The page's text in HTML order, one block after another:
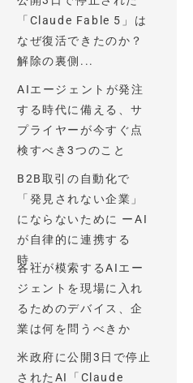
「Claude Fable 5」は
なぜ復活できたのか？
解除の裏側...
AIエージェントが発注
する時代に備える、サ
プライヤーが今すぐ点
検すべき3つのこと
B2B取引の自動化で
「発見されない企業」
にならないために ーAI
が自律的に連携する
時...
各社が模索するAIエー
ジェントを現場に入れ
るためのデバイス、企
業は何を問うべきか
米政府に公開3日で停止
されたAI「Claude